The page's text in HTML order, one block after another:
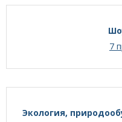
7
Экология,